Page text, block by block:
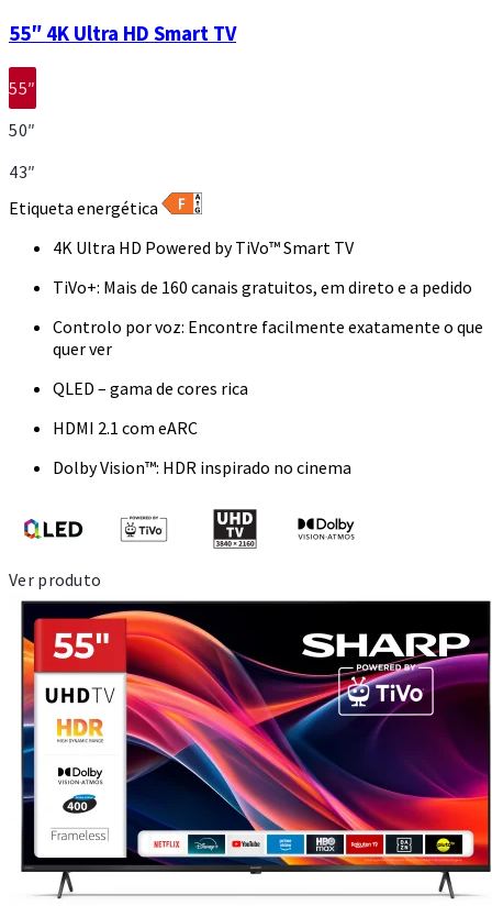
55″ 4K Ultra HD Smart TV
55″
50″
43″
Etiqueta energética
4K Ultra HD Powered by TiVo™ Smart TV
TiVo+: Mais de 160 canais gratuitos, em direto e a pedido
Controlo por voz: Encontre facilmente exatamente o que
quer ver
QLED – gama de cores rica
HDMI 2.1 com eARC
Dolby Vision™: HDR inspirado no cinema
Ver produto